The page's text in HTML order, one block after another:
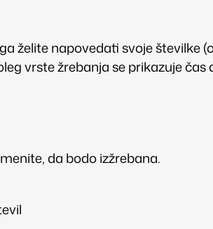
želite napovedati svoje številke
vrste žrebanja se prikazuje
da bodo izžrebana.